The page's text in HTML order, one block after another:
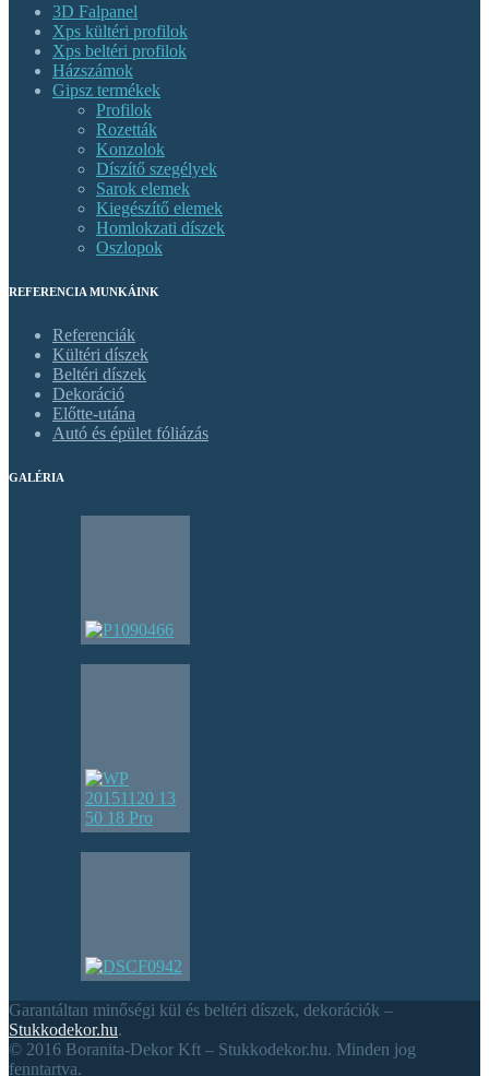
3D Falpanel
Xps kültéri profilok
Xps beltéri profilok
Házszámok
Gipsz termékek
Profilok
Rozetták
Konzolok
Díszítő szegélyek
Sarok elemek
Kiegészítő elemek
Homlokzati díszek
Oszlopok
REFERENCIA MUNKÁINK
Referenciák
Kültéri díszek
Beltéri díszek
Dekoráció
Előtte-utána
Autó és épület fóliázás
GALÉRIA
Garantáltan minőségi kül és beltéri díszek, dekorációk –
Stukkodekor.hu.
© 2016 Boranita-Dekor Kft – Stukkodekor.hu. Minden jog
fenntartva.